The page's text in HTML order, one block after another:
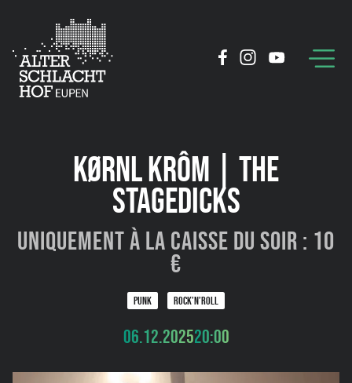
KØRNL KRÔM | THE
STAGEDICKS
Uniquement à la caisse du soir : 10
€
PUNK ROCK’N’ROLL
06.12.202520:00